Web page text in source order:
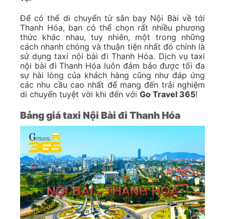
Để có thể di chuyển từ sân bay Nội Bài về tới
Thanh Hóa, bạn có thể chọn rất nhiều phương
thức khác nhau, tuy nhiên, một trong những
cách nhanh chóng và thuận tiện nhất đó chính là
sử dụng taxi nội bài đi Thanh Hóa. Dịch vụ taxi
nội bài đi Thanh Hóa luôn đảm bảo được tối đa
sự hài lòng của khách hàng cũng như đáp ứng
các nhu cầu cao nhất để mang đến trải nghiệm
di chuyển tuyệt vời khi đến vớiGo Travel 365!
Bảng giá taxi Nội Bài đi Thanh Hóa